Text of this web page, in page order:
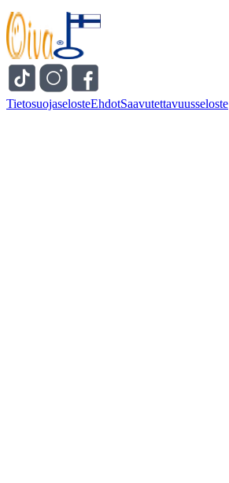
TietosuojaselosteEhdotSaavutettavuusseloste